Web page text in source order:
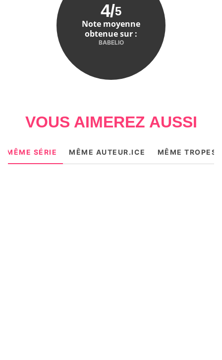
4/5
Note moyenne
obtenue sur :
BABELIO
VOUS AIMEREZ AUSSI
MÊME SÉRIE MÊME AUTEUR.ICE MÊME TROPES